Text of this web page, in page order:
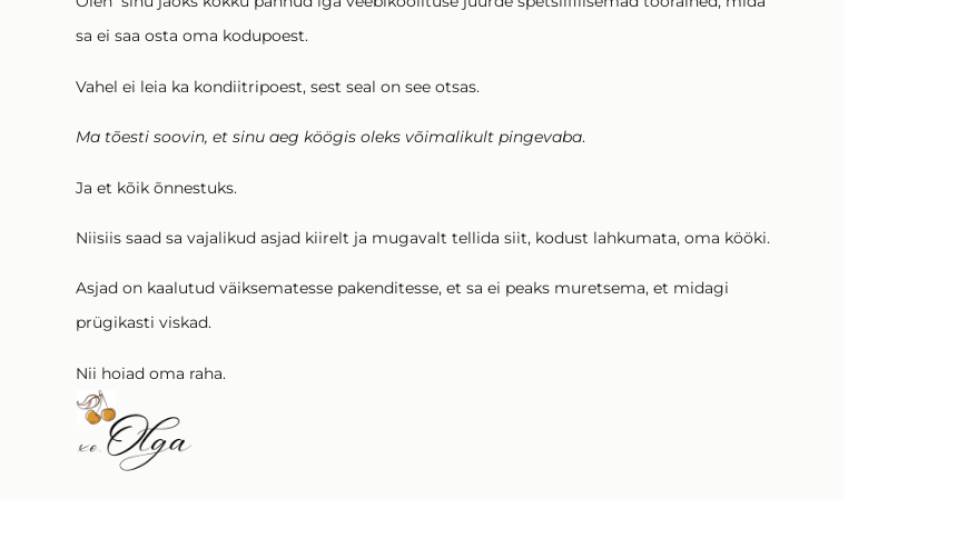
sa ei saa osta oma kodupoest.
Vahel ei leia ka kondiitripoest, sest seal on see otsas.
Ma tõesti soovin, et sinu aeg köögis oleks võimalikult pingevaba.
Ja et kõik õnnestuks.
Niisiis saad sa vajalikud asjad kiirelt ja mugavalt tellida siit, kodust lahkumata, oma kööki.
Asjad on kaalutud väiksematesse pakenditesse, et sa ei peaks muretsema, et midagi
prügikasti viskad.
Nii hoiad oma raha.